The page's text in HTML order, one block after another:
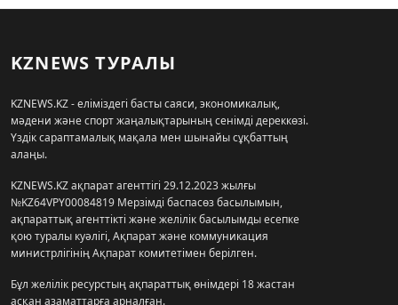
KZNEWS ТУРАЛЫ
KZNEWS.KZ - еліміздегі басты саяси, экономикалық,
мәдени және спорт жаңалықтарының сенімді дереккөзі.
Үздік сараптамалық мақала мен шынайы сұқбаттың
алаңы.
KZNEWS.KZ ақпарат агенттігі 29.12.2023 жылғы
№KZ64VPY00084819 Мерзімді баспасөз басылымын,
ақпараттық агенттікті және желілік басылымды есепке
қою туралы куәлігі, Ақпарат және коммуникация
министрлігінің Ақпарат комитетімен берілген.
Бұл желілік ресурстың ақпараттық өнімдері 18 жастан
асқан азаматтарға арналған.